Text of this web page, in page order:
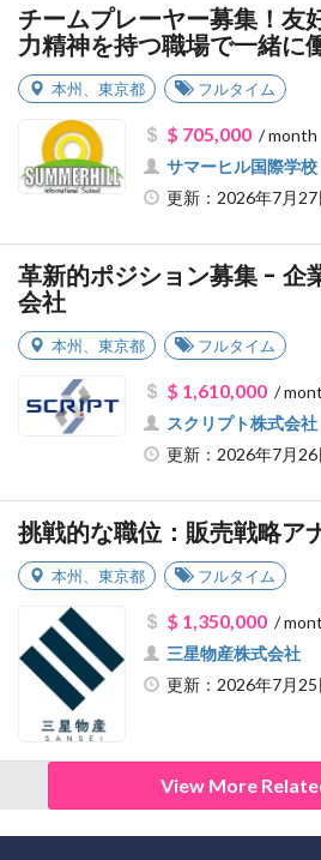
チームプレーヤー募集！友
力精神を持つ職場で一緒に
本州 東京都 フルタイム
$ 705,000/ month
サマーヒル国際学校
更新：2026年7月27
革新的ポジション募集 - 企
会社
本州 東京都 フルタイム
$ 1,610,000/
スクリプト株式会社
更新：2026年7月26
挑戦的な職位：販売戦略ア
本州 東京都 フルタイム
$ 1,350,000/
三星物産株式会社
更新：2026年7月25
View More